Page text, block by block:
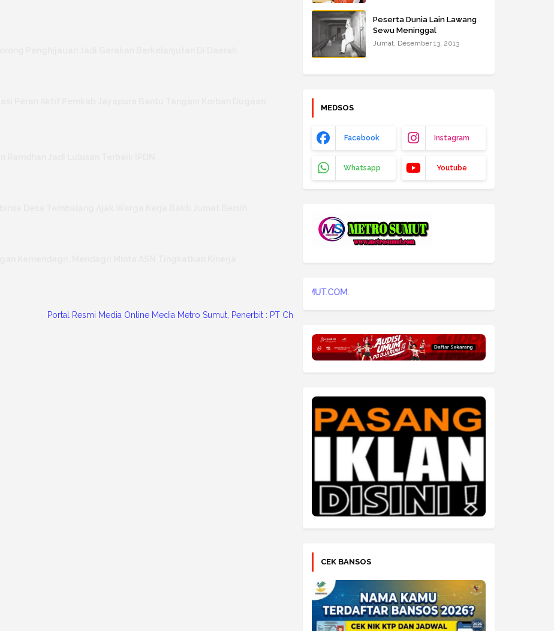
Portal Resmi Media Online Media Metro Sumut, Penerbit : PT Chrissa Cakra Wijayakesuma (CCW), SIUP-PM : No.01451/1.824.271, NPWP :
Peserta Dunia Lain Lawang
Sewu Meninggal
Jumat, Desember 13, 2013
MEDSOS
Facebook Instagram
Whatsapp Youtube
CEK BANSOS